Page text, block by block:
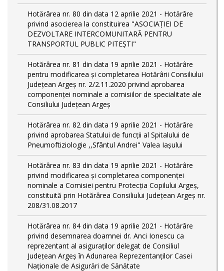
Hotărârea nr. 80 din data 12 aprilie 2021 - Hotărâre
privind asocierea la constituirea "ASOCIAȚIEI DE
DEZVOLTARE INTERCOMUNITARĂ PENTRU
TRANSPORTUL PUBLIC PITEȘTI"
Hotărârea nr. 81 din data 19 aprilie 2021 - Hotărâre
pentru modificarea și completarea Hotărârii Consiliului
Județean Argeș nr. 2/2.11.2020 privind aprobarea
componenței nominale a comisiilor de specialitate ale
Consiliului Județean Argeș
Hotărârea nr. 82 din data 19 aprilie 2021 - Hotărâre
privind aprobarea Statului de funcții al Spitalului de
Pneumoftiziologie ,,Sfântul Andrei" Valea Iașului
Hotărârea nr. 83 din data 19 aprilie 2021 - Hotărâre
privind modificarea și completarea componenței
nominale a Comisiei pentru Protecția Copilului Argeș,
constituită prin Hotărârea Consiliului Județean Argeș nr.
208/31.08.2017
Hotărârea nr. 84 din data 19 aprilie 2021 - Hotărâre
privind desemnarea doamnei dr. Anci Ionescu ca
reprezentant al asiguraților delegat de Consiliul
Județean Argeș în Adunarea Reprezentanților Casei
Naționale de Asigurări de Sănătate